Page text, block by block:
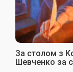
За столом з
Шевченко за